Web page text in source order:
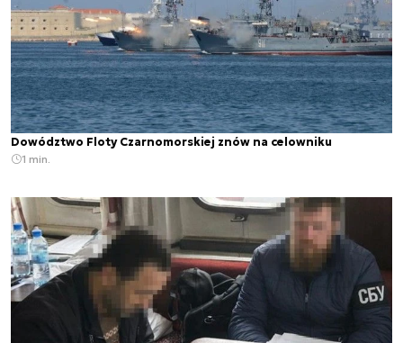
Dowództwo Floty Czarnomorskiej znów na celowniku
1 min.